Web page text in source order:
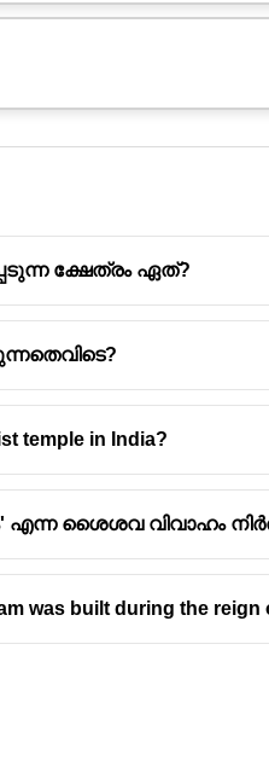
ക്ഷേത്രം ഏത്?
temple in India?
എന്ന ശൈശവ വിവാഹം
was built during the reign